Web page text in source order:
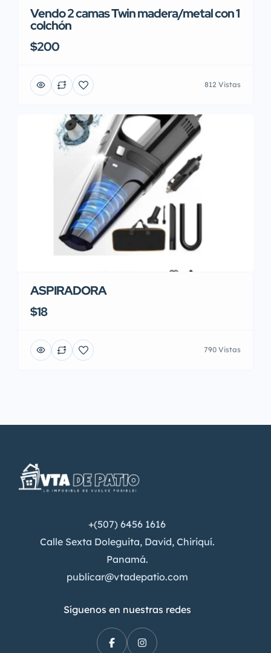
Vendo 2 camas Twin madera/metal con 1
colchón
$200
812 Vistas
ASPIRADORA
$18
790 Vistas
+(507) 6456 1616
Calle Sexta Doleguita, David, Chiriquí.
Panamá.
publicar@vtadepatio.com
Síguenos en nuestras redes